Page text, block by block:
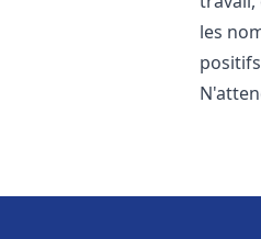
les